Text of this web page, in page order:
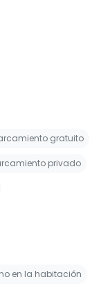
gratuito
privado
en la habitación